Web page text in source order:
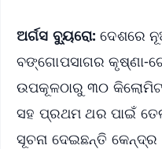
ଅର୍ଗସ ବ୍ୟୁରୋ: ଦେଶରେ
ବଙ୍ଗୋପସାଗର କୃଷ୍ଣା-
ଉପକୂଳଠାରୁ ୩୦
ସହ ପ୍ରଥମ ଥର ପାଇଁ
ସୂଚନା ଦେଇଛନ୍ତି